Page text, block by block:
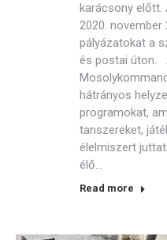
karácsony előtt.
2020. november
pályázatokat a
és postai úton.
hátrányos
programokat,
tanszereket,
élelmiszert
élő…
Read more